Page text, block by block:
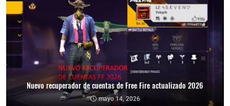
Nuevo recuperador de cuentas de Free Fire actualizado 2026
mayo 14, 2026